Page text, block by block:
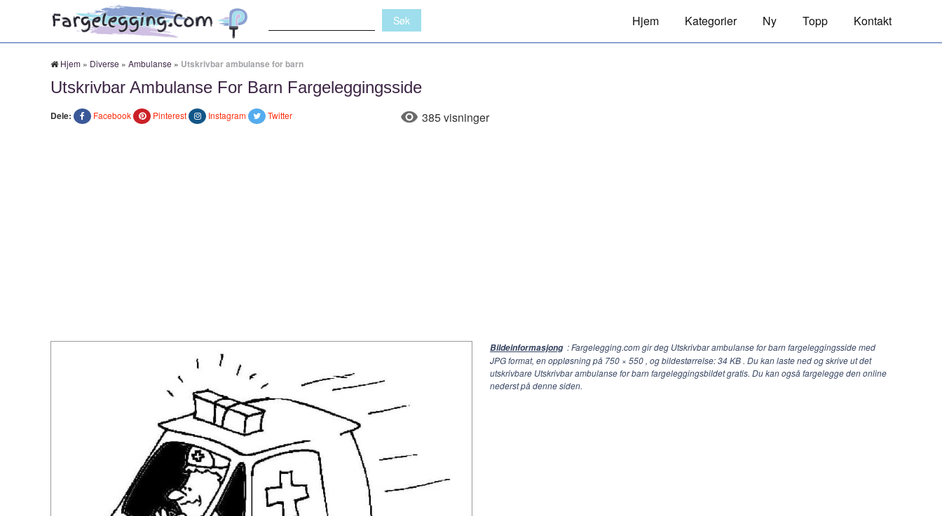
Hjem Kategorier Ny Topp Kontakt
Hjem » Diverse » Ambulanse » Utskrivbar ambulanse for barn
Utskrivbar Ambulanse For Barn Fargeleggingsside
Dele: Facebook Pinterest Instagram Twitter 385 visninger
Bildeinformasjong : Fargelegging.com gir deg Utskrivbar ambulanse for barn fargeleggingsside med
JPG format, en oppløsning på 750 × 550 , og bildestørrelse: 34 KB . Du kan laste ned og skrive ut det
utskrivbare Utskrivbar ambulanse for barn fargeleggingsbildet gratis. Du kan også fargelegge den online
nederst på denne siden.